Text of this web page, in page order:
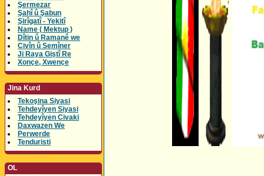
Şermezar
Şahî û Şabun
Şirîgatî - Yekitî
Name ( Mektup )
Dîtin û Ramanê we
Civîn û Semîner
Ji Raya Giştî Re
Xonçe, Xwençe
Jina Kurd
Tekoşina Siyasi
Tehdeyîyen Siyasi
Tehdeyîyen Civaki
Daxwazen We
Perwerde
Tenduristi
OL